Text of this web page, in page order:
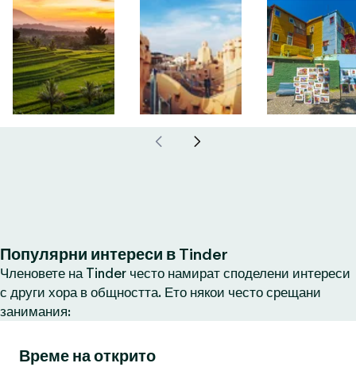
Популярни интереси в Tinder
Членовете на Tinder често намират споделени интереси
с други хора в общността. Ето някои често срещани
занимания:
Време на открито